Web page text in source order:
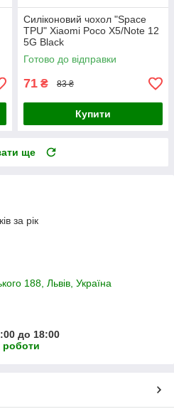
Силіконовий чохол "Space
TPU" Xiaomi Poco X5/Note 12
5G Black
Готово до відправки
71 ₴ 83 ₴
Купити
ще
за рік
188, Львів, Україна
до 18:00
роботи